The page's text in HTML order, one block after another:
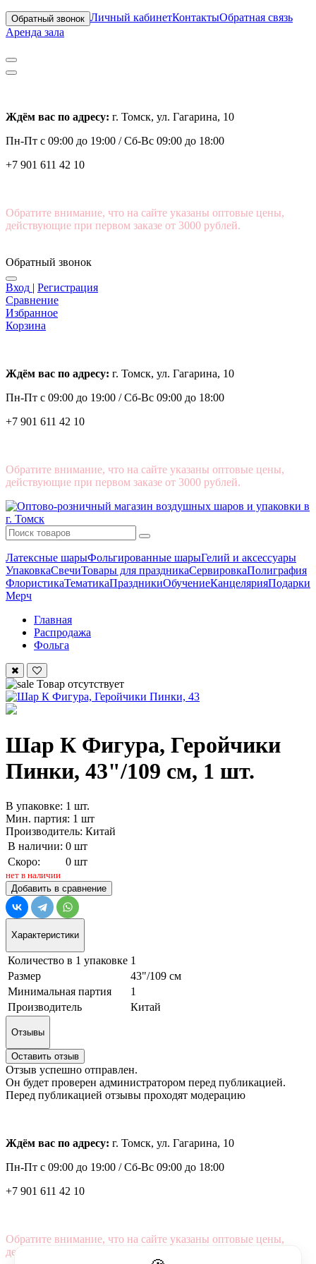
Обратный звонок Личный кабинетКонтактыОбратная связь
Аренда зала
Ждём вас по адресу: г. Томск, ул. Гагарина, 10
Пн-Пт с 09:00 до 19:00 /Сб-Вс 09:00 до 18:00
+7 901 611 42 10
Обратите внимание, что на сайте указаны оптовые цены,
действующие при первом заказе от 3000 рублей.
Обратный звонок
Вход | Регистрация
Сравнение
Избранное
Корзина
Ждём вас по адресу: г. Томск, ул. Гагарина, 10
Пн-Пт с 09:00 до 19:00 /Сб-Вс 09:00 до 18:00
+7 901 611 42 10
Обратите внимание, что на сайте указаны оптовые цены,
действующие при первом заказе от 3000 рублей.
Латексные шарыФольгированные шарыГелий и аксессуары
УпаковкаСвечиТовары для праздникаСервировкаПолиграфия
ФлористикаТематикаПраздникиОбучениеКанцелярияПодарки
Мерч
Главная
Распродажа
Фольга
Товар отсутствует
Шар К Фигура, Геройчики
Пинки, 43"/109 см, 1 шт.
В упаковке: 1 шт.
Мин. партия: 1 шт
Производитель: Китай
В наличии: 0 шт
Скоро:
0 шт
нет в наличии
Добавить в сравнение
Характеристики
Количество в 1 упаковке 1
Размер
43"/109 см
Минимальная партия
1
Производитель
Китай
Отзывы
Оставить отзыв
Отзыв успешно отправлен.
Он будет проверен администратором перед публикацией.
Перед публикацией отзывы проходят модерацию
Ждём вас по адресу: г. Томск, ул. Гагарина, 10
Пн-Пт с 09:00 до 19:00 /Сб-Вс 09:00 до 18:00
+7 901 611 42 10
Обратите внимание, что на сайте указаны оптовые цены,
действующие при первом заказе от 3000 рублей.